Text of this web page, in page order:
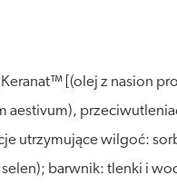
[(olej z nasion
aestivum),
utrzymujące wilgoć:
barwnik: tlenki i